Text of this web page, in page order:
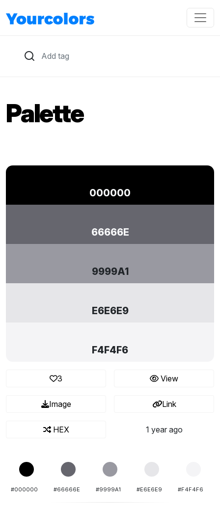
Palette
000000
66666E
9999A1
E6E6E9
F4F4F6
3 View
Image Link
HEX 1 year ago
#000000 #66666E #9999A1 #E6E6E9 #F4F4F6